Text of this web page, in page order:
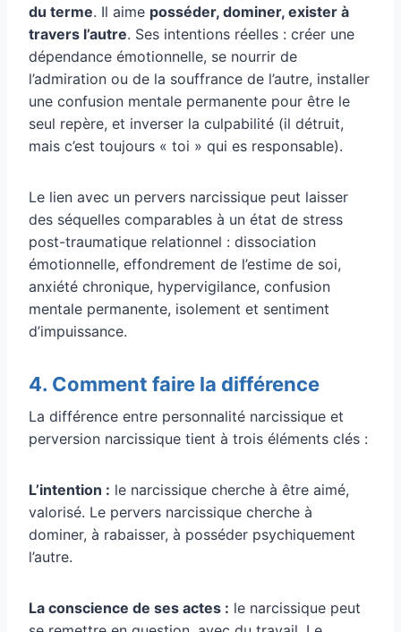
du terme. Il aime posséder, dominer, exister à
travers l’autre. Ses intentions réelles : créer une
dépendance émotionnelle, se nourrir de
l’admiration ou de la souffrance de l’autre, installer
une confusion mentale permanente pour être le
seul repère, et inverser la culpabilité (il détruit,
mais c’est toujours « toi » qui es responsable).
Le lien avec un pervers narcissique peut laisser
des séquelles comparables à un état de stress
post-traumatique relationnel : dissociation
émotionnelle, effondrement de l’estime de soi,
anxiété chronique, hypervigilance, confusion
mentale permanente, isolement et sentiment
d’impuissance.
4. Comment faire la différence
La différence entre personnalité narcissique et
perversion narcissique tient à trois éléments clés :
L’intention : le narcissique cherche à être aimé,
valorisé. Le pervers narcissique cherche à
dominer, à rabaisser, à posséder psychiquement
l’autre.
La conscience de ses actes : le narcissique peut